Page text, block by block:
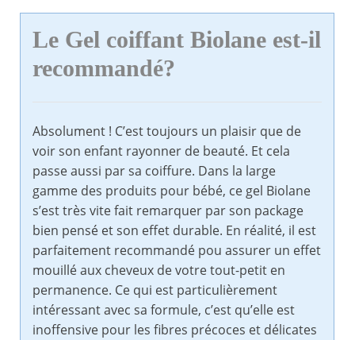
Le Gel coiffant Biolane est-il
recommandé?
Absolument ! C’est toujours un plaisir que de
voir son enfant rayonner de beauté. Et cela
passe aussi par sa coiffure. Dans la large
gamme des produits pour bébé, ce gel Biolane
s’est très vite fait remarquer par son package
bien pensé et son effet durable. En réalité, il est
parfaitement recommandé pou assurer un effet
mouillé aux cheveux de votre tout-petit en
permanence. Ce qui est particulièrement
intéressant avec sa formule, c’est qu’elle est
inoffensive pour les fibres précoces et délicates